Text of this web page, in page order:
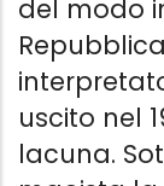
del modo
uscito nel
lacuna.